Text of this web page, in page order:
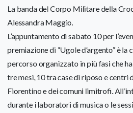
La banda del Corpo Militare della
Alessandra Maggio.
L’appuntamento di sabato 10 per
premiazione di “Ugole d’argento” è la
percorso organizzato in più fasi che
tre mesi, 10 tra case di riposo e
Fiorentino e dei comuni limitrofi.
durante i laboratori di musica o le